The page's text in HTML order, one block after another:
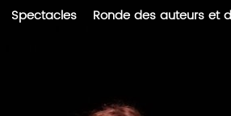
Spectacles Ronde des auteurs et